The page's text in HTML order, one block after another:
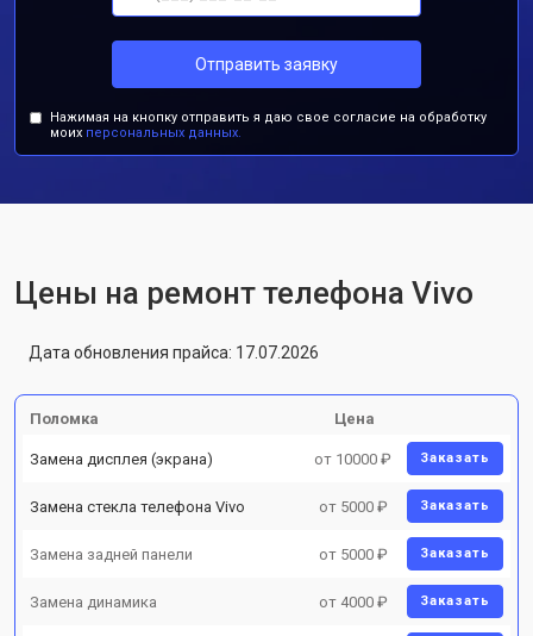
Отправить заявку
Нажимая на кнопку отправить я даю свое согласие на обработку
моих персональных данных.
Цены на ремонт телефона Vivo
Дата обновления прайса: 17.07.2026
Поломка Цена
Замена дисплея (экрана) от 10000 ₽ Заказать
Замена стекла телефона Vivo от 5000 ₽ Заказать
Замена задней панели от 5000 ₽ Заказать
Замена динамика от 4000 ₽ Заказать